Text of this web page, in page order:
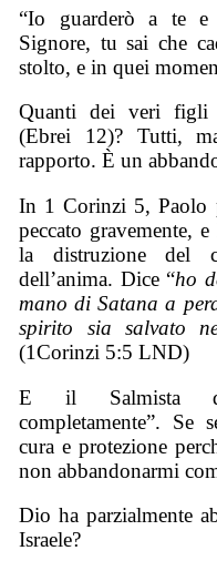
“Io guarderò a te
Signore, tu sai che
stolto, e in quei
Quanti dei veri figli
(Ebrei 12)? Tutti,
rapporto. È un
In 1 Corinzi 5, Paolo
peccato gravemente,
la distruzione del
dell’anima. Dice “ho
mano di Satana a
spirito sia salvato
(1Corinzi 5:5 LND)
E il Salmista
completamente”. Se
cura e protezione
non abbandonarmi
Dio ha parzialmente
Israele?